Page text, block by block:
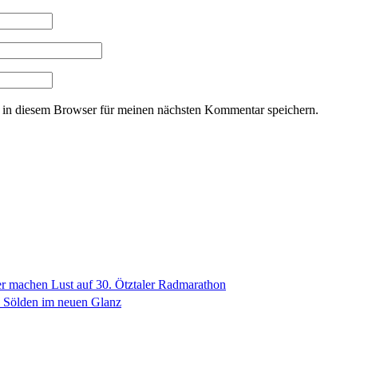
diesem Browser für meinen nächsten Kommentar speichern.
machen Lust auf 30. Ötztaler Radmarathon
im neuen Glanz